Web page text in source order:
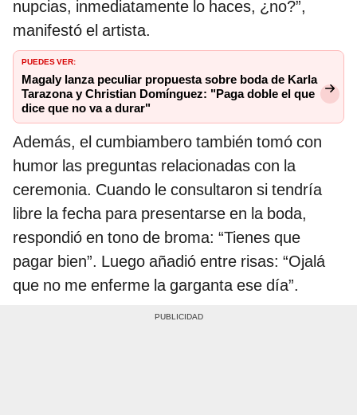
nupcias, inmediatamente lo haces, ¿no?”,
manifestó el artista.
PUEDES VER:
Magaly lanza peculiar propuesta sobre boda de Karla
Tarazona y Christian Domínguez: "Paga doble el que
dice que no va a durar"
Además, el cumbiambero también tomó con
humor las preguntas relacionadas con la
ceremonia. Cuando le consultaron si tendría
libre la fecha para presentarse en la boda,
respondió en tono de broma: “Tienes que
pagar bien”. Luego añadió entre risas: “Ojalá
que no me enferme la garganta ese día”.